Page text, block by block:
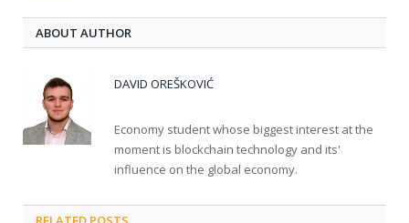
ABOUT AUTHOR
DAVID OREŠKOVIĆ
Economy student whose biggest interest at the
moment is blockchain technology and its'
influence on the global economy.